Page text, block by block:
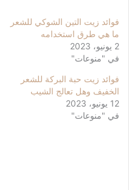
فوائد زيت التين الشوكي للشعر
ما هي طرق استخدامه
2 يونيو، 2023
في "منوعات"
فوائد زيت حبة البركة للشعر
الخفيف وهل تعالج الشيب
12 يونيو، 2023
في "منوعات"